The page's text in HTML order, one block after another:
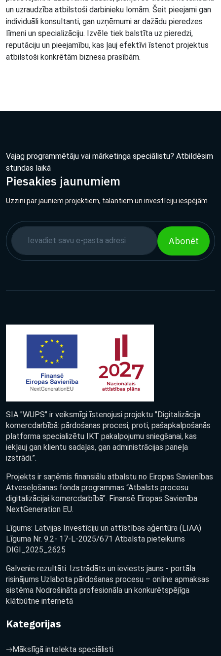
un uzraudzība atbilstoši darbinieku lomām. Šeit pieejami gan
individuāli konsultanti, gan uzņēmumi ar dažādu pieredzes
līmeni un specializāciju. Izvēle tiek balstīta uz pieredzi,
reputāciju un pieejamību, kas ļauj efektīvi īstenot projektus
atbilstoši konkrētām biznesa prasībām.
Vajag programmētāju vai mārketinga speciālistu? Atbildēsim
stundas laikā
Piesakies jaunumiem
Uzzini par jauniem projektiem, talantiem un investīciju iespējām
Abonēt
SIA "WUPS" ir veiksmīgi īstenojusi projektu "Digitalizācija
komercdarbībā: pārdošanas procesi, proti, pašapkalpošanās
platforma specializētu IKT pakalpojumu sniegšanai, kas
iekļauj gan klientu sadaļas, gan administrācijas paneļa
izstrādi.”.
Projekts ir saņēmis finansiālu atbalstu no Eiropas Savienības
Atveseļošanas fonda programmas “Atbalsts procesu
digitalizācijai komercdarbībā”. Finansē Eiropas Savienība
NextGeneration EU.
Līgums: Latvijas Investīciju un attīstības aģentūra (LIAA)
Līguma Nr. 9.2- 17-L-2025/671 Atbalsta pieteikums
DIGI_2025_2625
Galvenie rezultāti: Izstrādāts un ieviests jauns - portāla
risinājums Uzlabota pārdošanas procesu – online apmaksas
sistēma Nodrošināta profesionāla un konkurētspējīga
klātbūtne internetā
Kategorijas
Mākslīgā intelekta speciālisti